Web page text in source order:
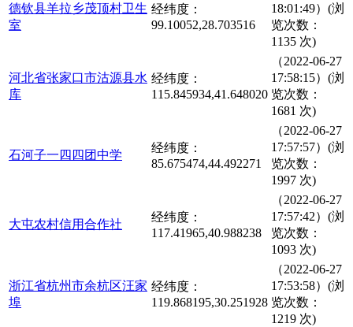
德钦县羊拉乡茂顶村卫生
室
经纬度：
99.10052,28.703516
18:01:49）(浏
览次数：
1135 次)
河北省张家口市沽源县水
库
经纬度：
115.845934,41.648020
（2022-06-27
17:58:15）(浏
览次数：
1681 次)
石河子一四四团中学
经纬度：
85.675474,44.492271
（2022-06-27
17:57:57）(浏
览次数：
1997 次)
大屯农村信用合作社
经纬度：
117.41965,40.988238
（2022-06-27
17:57:42）(浏
览次数：
1093 次)
浙江省杭州市余杭区汪家
埠
经纬度：
119.868195,30.251928
（2022-06-27
17:53:58）(浏
览次数：
1219 次)